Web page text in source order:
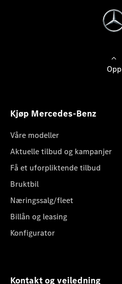
Opp
Kjøp Mercedes-Benz
Våre modeller
Aktuelle tilbud og kampanjer
Få et uforpliktende tilbud
Bruktbil
Næringssalg/fleet
Billån og leasing
Konfigurator
Kontakt og veiledning